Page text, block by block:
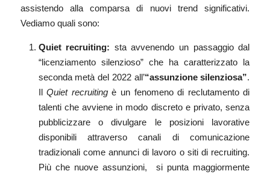
assistendo alla comparsa di nuovi trend significativi.
Vediamo quali sono:
Quiet recruiting: sta avvenendo un passaggio dal
“licenziamento silenzioso” che ha caratterizzato la
seconda metà del 2022 all’“assunzione silenziosa”.
IlQuiet recruitingè un fenomeno di reclutamento di
talenti che avviene in modo discreto e privato, senza
pubblicizzare o divulgare le posizioni lavorative
disponibili attraverso canali di comunicazione
tradizionali come annunci di lavoro o siti di recruiting.
Più che nuove assunzioni, si punta maggiormente